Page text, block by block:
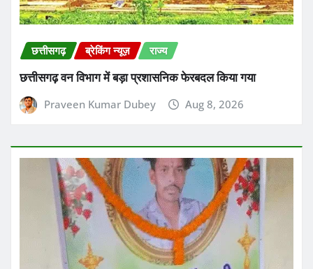
छत्तीसगढ़ ब्रेकिंग न्यूज़ राज्य
छत्तीसगढ़ वन विभाग में बड़ा प्रशासनिक फेरबदल किया गया
Praveen Kumar Dubey Aug 8, 2026